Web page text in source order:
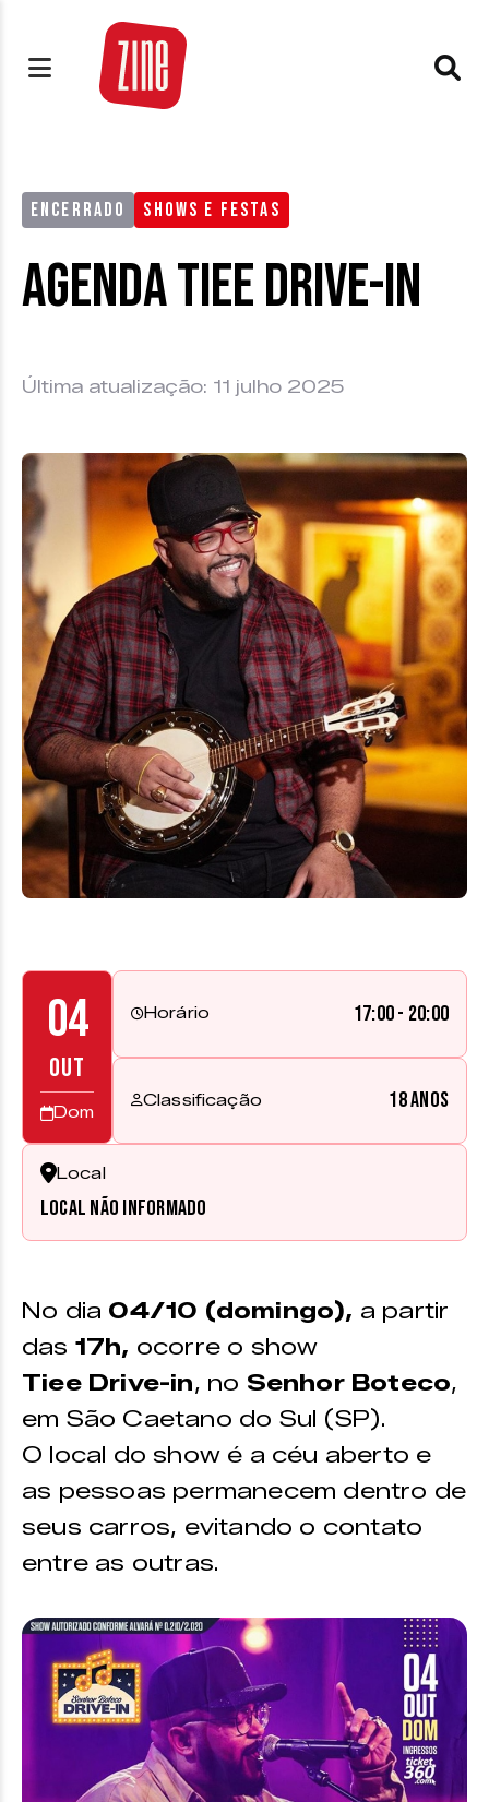
ENCERRADO SHOWS E FESTAS
Agenda Tiee Drive-in
Última atualização: 11 julho 2025
04
OUT
Dom
Horário 17:00 - 20:00
Classificação 18 anos
Local
Local não informado
No dia 04/10 (domingo), a partir
das 17h, ocorre o show
Tiee Drive-in, no Senhor Boteco,
em São Caetano do Sul (SP).
O local do show é a céu aberto e
as pessoas permanecem dentro de
seus carros, evitando o contato
entre as outras.